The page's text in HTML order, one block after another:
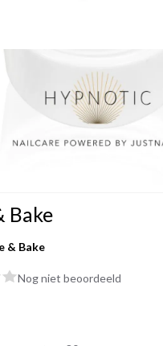
Bake
& Bake
Nog niet beoordeeld